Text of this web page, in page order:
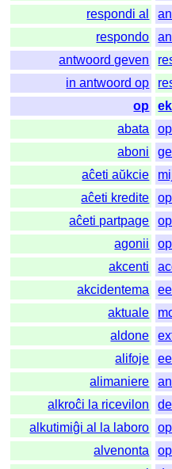
respondi al
respondo
antwoord geven
in antwoord op
op
abata
aboni
aĉeti aŭkcie
aĉeti kredite
aĉeti partpage
agonii
akcenti
akcidentema
aktuale
aldone
alifoje
alimaniere
alkroĉi la ricevilon
alkutimiĝi al la laboro
alvenonta